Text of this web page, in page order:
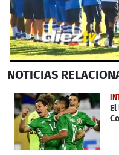
seconds
2
minutes,
9
seconds
NOTICIAS